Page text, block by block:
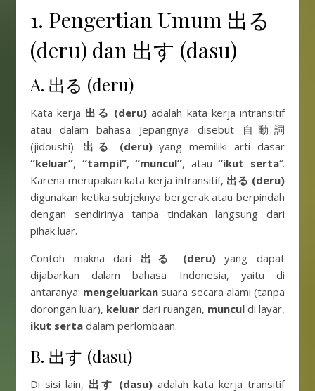
1. Pengertian Umum 出る
(deru) dan 出す (dasu)
A. 出る (deru)
Kata kerja 出る (deru) adalah kata kerja intransitif
atau dalam bahasa Jepangnya disebut 自動詞
(jidoushi). 出る (deru)yang memiliki arti dasar
“keluar”, “tampil”,“muncul”, atau“ikut serta“.
Karena merupakan kata kerja intransitif, 出る (deru)
digunakan ketika subjeknya bergerak atau berpindah
dengan sendirinya tanpa tindakan langsung dari
pihak luar.
Contoh makna dari 出る (deru)yang dapat
dijabarkan dalam bahasa Indonesia, yaitu di
antaranya: mengeluarkan suara secara alami (tanpa
dorongan luar), keluar dari ruangan, muncul di layar,
ikut serta dalam perlombaan.
B. 出す (dasu)
Di sisi lain, 出す (dasu) adalah kata kerja transitif